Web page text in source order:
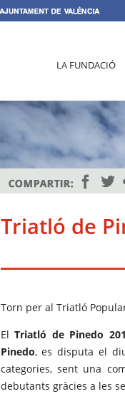
LA FUNDACIÓ
Triatló de
Torn per al Triatló
ElTriatló de Pinedo
Pinedo, es disputa el
categories, sent una
debutants gràcies a les